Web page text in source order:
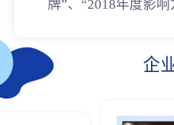
牌”、“2018年度影
企